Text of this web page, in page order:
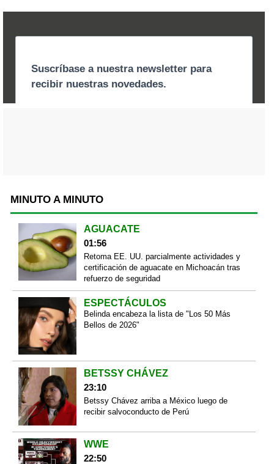
MINUTO A MINUTO
AGUACATE
01:56
Retoma EE. UU. parcialmente actividades y
certificación de aguacate en Michoacán tras
refuerzo de seguridad
ESPECTÁCULOS
Belinda encabeza la lista de "Los 50 Más
Bellos de 2026"
BETSSY CHÁVEZ
23:10
Betssy Chávez arriba a México luego de
recibir salvoconducto de Perú
WWE
22:50